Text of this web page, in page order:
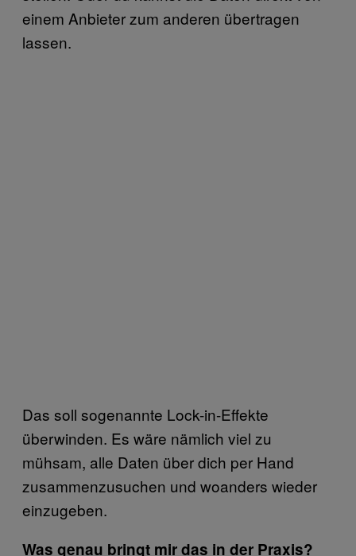
einem Anbieter zum anderen übertragen
lassen.
Das soll sogenannte Lock-in-Effekte
überwinden. Es wäre nämlich viel zu
mühsam, alle Daten über dich per Hand
zusammenzusuchen und woanders wieder
einzugeben.
Was genau bringt mir das in der Praxis?